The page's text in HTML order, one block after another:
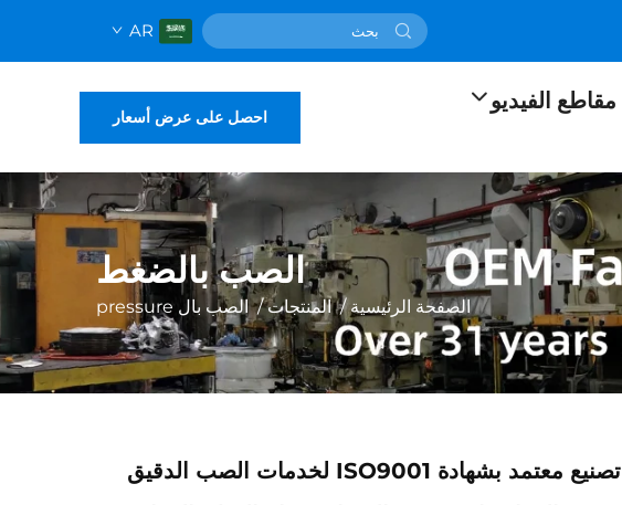
AR
مقاطع الفيديو
احصل على عرض أسعار
الصب بالضغط
الصفحة الرئيسية/المنتجات/الصب بال pressure
تصنيع معتمد بشهادة ISO9001 لخدمات الصب الدقيق